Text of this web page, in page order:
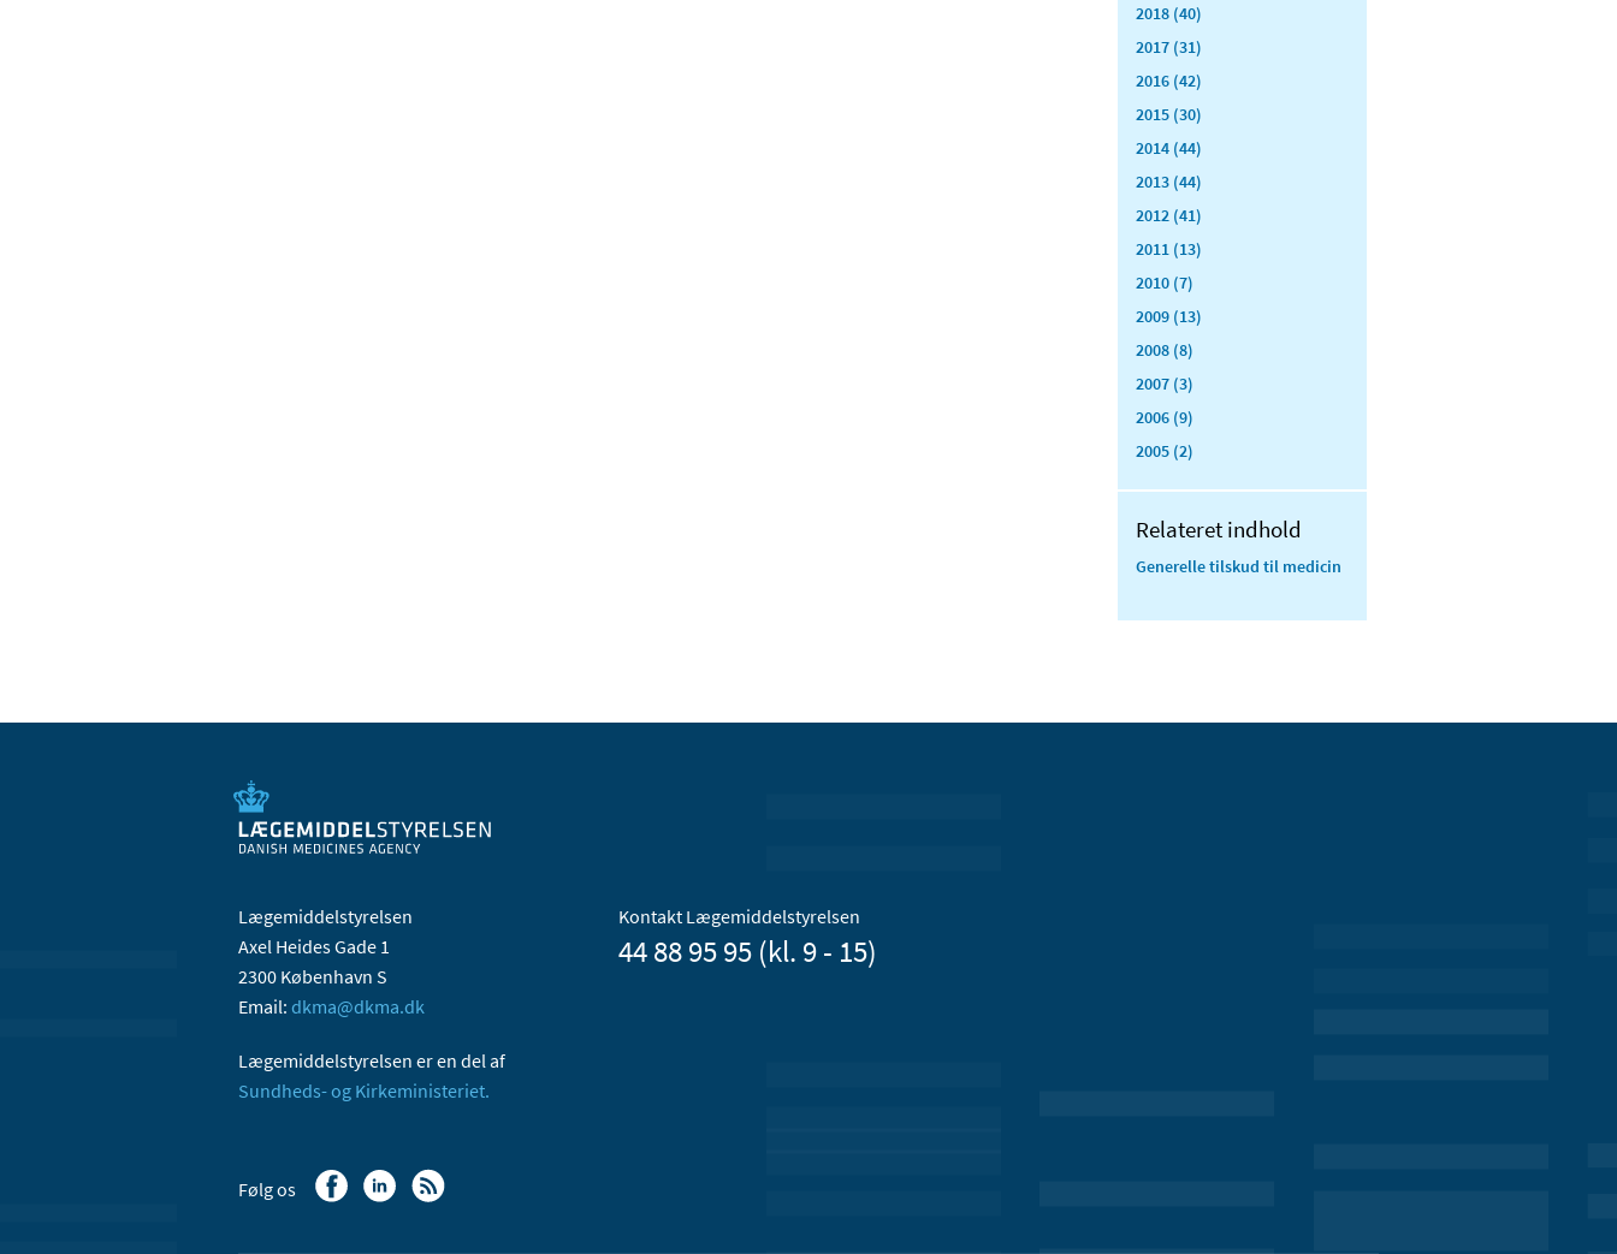
2018 (40)
2017 (31)
2016 (42)
2015 (30)
2014 (44)
2013 (44)
2012 (41)
2011 (13)
2010 (7)
2009 (13)
2008 (8)
2007 (3)
2006 (9)
2005 (2)
Relateret indhold
Generelle tilskud til medicin
Lægemiddelstyrelsen
Axel Heides Gade 1
2300 København S
Email: dkma@dkma.dk
Lægemiddelstyrelsen er en del af
Sundheds- og Kirkeministeriet.
Kontakt Lægemiddelstyrelsen
44 88 95 95 (kl. 9 - 15)
Følg os